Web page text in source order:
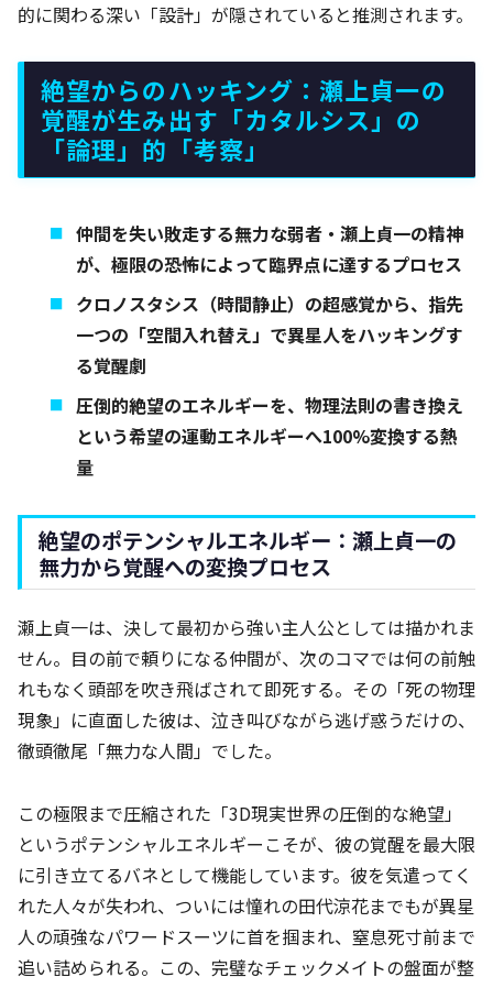
的に関わる深い「設計」が隠されていると推測されます。
絶望からのハッキング：瀬上貞一の
覚醒が生み出す「カタルシス」の
「論理」的「考察」
仲間を失い敗走する無力な弱者・瀬上貞一の精神
が、極限の恐怖によって臨界点に達するプロセス
クロノスタシス（時間静止）の超感覚から、指先
一つの「空間入れ替え」で異星人をハッキングす
る覚醒劇
圧倒的絶望のエネルギーを、物理法則の書き換え
という希望の運動エネルギーへ100%変換する熱
量
絶望のポテンシャルエネルギー：瀬上貞一の
無力から覚醒への変換プロセス
瀬上貞一は、決して最初から強い主人公としては描かれま
せん。目の前で頼りになる仲間が、次のコマでは何の前触
れもなく頭部を吹き飛ばされて即死する。その「死の物理
現象」に直面した彼は、泣き叫びながら逃げ惑うだけの、
徹頭徹尾「無力な人間」でした。
この極限まで圧縮された「3D現実世界の圧倒的な絶望」
というポテンシャルエネルギーこそが、彼の覚醒を最大限
に引き立てるバネとして機能しています。彼を気遣ってく
れた人々が失われ、ついには憧れの田代涼花までもが異星
人の頑強なパワードスーツに首を掴まれ、窒息死寸前まで
追い詰められる。この、完璧なチェックメイトの盤面が整